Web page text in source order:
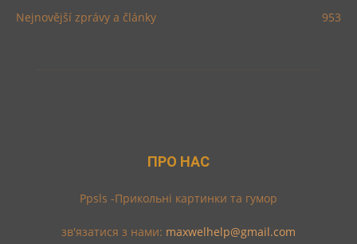
Nejnovější zprávy a články 953
ПРО НАС
Ppsls -Прикольні картинки та гумор
зв'язатися з нами: maxwelhelp@gmail.com